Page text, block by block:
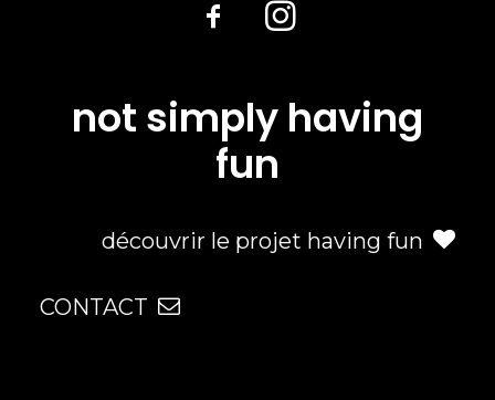
not simply having
fun
découvrir le projet having fun
CONTACT